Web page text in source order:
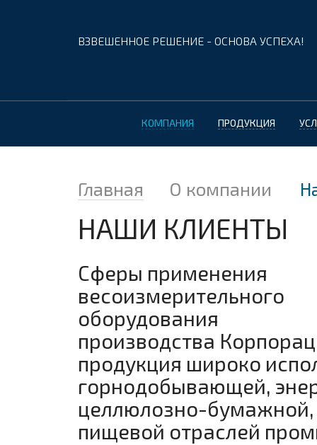
ВЗВЕШЕННОЕ РЕШЕНИЕ - ОСНОВА УСПЕХА!
КОМПАНИЯ ПРОДУКЦИЯ
Главная О компании
НАШИ КЛИЕНТЫ
Сферы применения
весоизмерительного
оборудования
производства
продукция широко
горнодобывающей,
целлюлозно-бумажной,
пищевой отраслей